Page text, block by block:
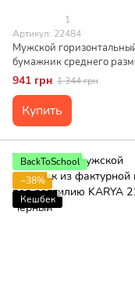
1
Артикул: 22484
Мужской
бумажник среднего
из натуральной кожи ST
Leather 22484 Черный
941 грн 1 344 грн
Купить
BackToSchool
−38%
Кешбек